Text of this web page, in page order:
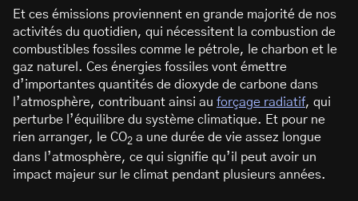
Et ces émissions proviennent en grande majorité de nos
activités du quotidien, qui nécessitent la combustion de
combustibles fossiles comme le pétrole, le charbon et le
gaz naturel. Ces énergies fossiles vont émettre
d’importantes quantités de dioxyde de carbone dans
l’atmosphère, contribuant ainsi au forçage radiatif, qui
perturbe l’équilibre du système climatique. Et pour ne
rien arranger, le CO2 a une durée de vie assez longue
dans l’atmosphère, ce qui signifie qu’il peut avoir un
impact majeur sur le climat pendant plusieurs années.